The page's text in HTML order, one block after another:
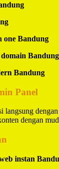
one Bandung
domain Bandung
Bandung
Panel
dengan
instan